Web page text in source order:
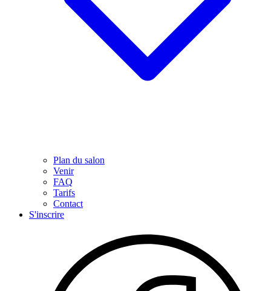
Plan du salon
Venir
FAQ
Tarifs
Contact
S'inscrire